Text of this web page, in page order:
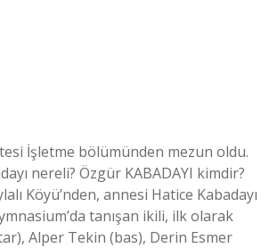
İşletme bölümünden mezun oldu.
nereli? Özgür KABADAYI kimdir?
Köyü’nden, annesi Hatice Kabadayı
tanışan ikili, ilk olarak
Alper Tekin (bas), Derin Esmer